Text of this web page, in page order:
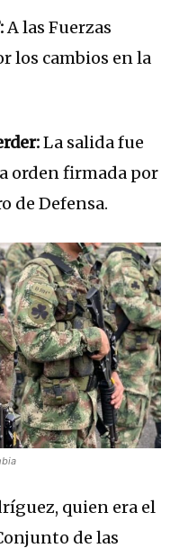
A las Fuerzas
los cambios en la
La salida fue
orden firmada por
de Defensa.
quien era el
de las